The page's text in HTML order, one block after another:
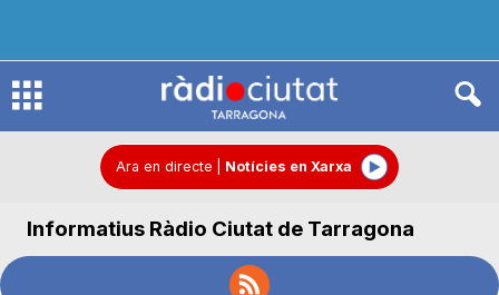
R
d
Ara en directe Notícies en Xarxa
Informatius Ràdio Ciutat de Tarragona